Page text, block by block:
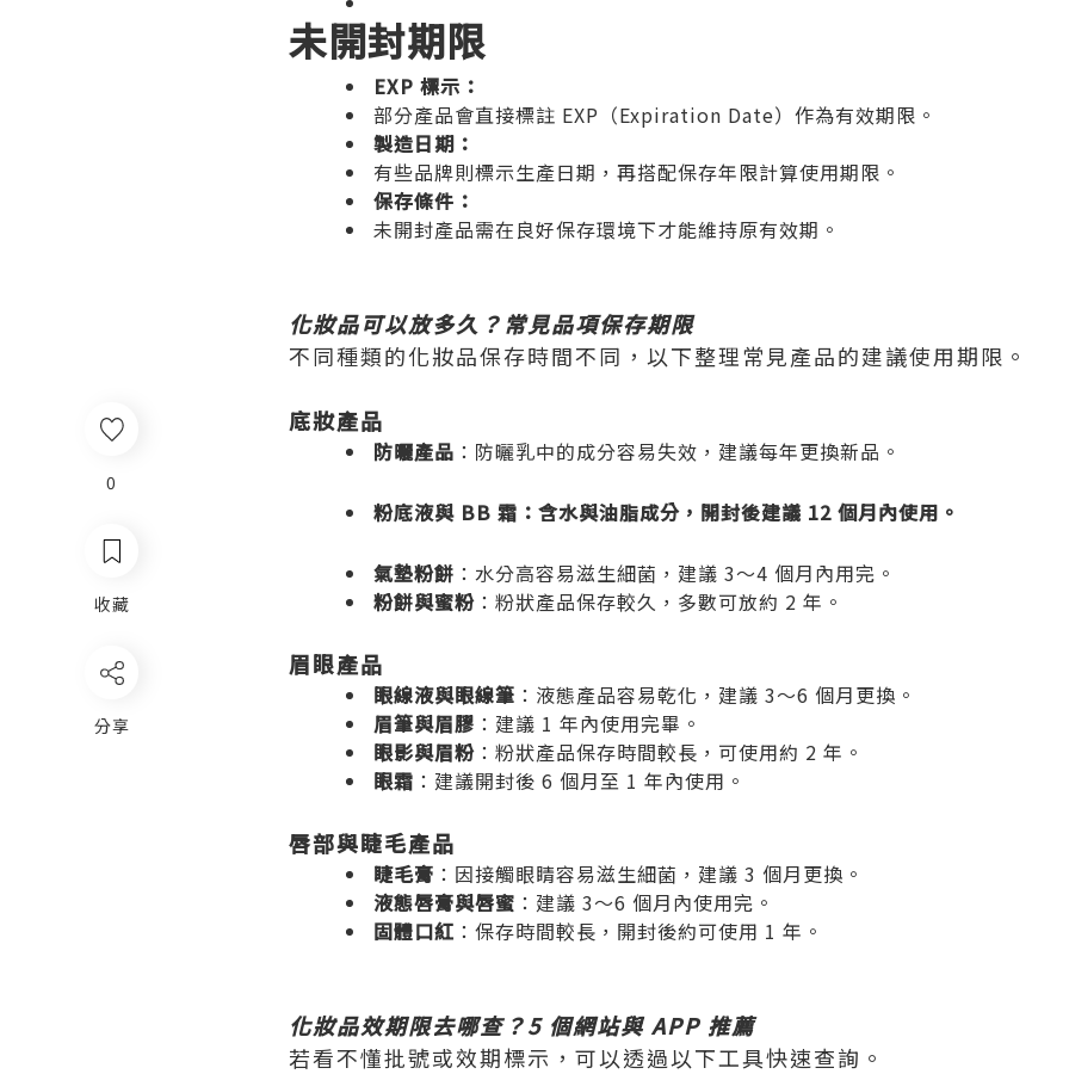
0
收藏
分享
未開封期限
EXP 標示：
部分產品會直接標註 EXP（Expiration Date）作為有效期限。
製造日期：
有些品牌則標示生產日期，再搭配保存年限計算使用期限。
保存條件：
未開封產品需在良好保存環境下才能維持原有效期。
化妝品可以放多久？常見品項保存期限
不同種類的化妝品保存時間不同，以下整理常見產品的建議使用期限。
底妝產品
防曬產品 ： 防曬乳中的成分容易失效，建議每年更換新品。
粉底液與 BB 霜：含水與油脂成分，開封後建議 12 個月內使用。
氣墊粉餅 ：水分高容易滋生細菌，建議 3～4 個月內用完。
粉餅與蜜粉 ：粉狀產品保存較久，多數可放約 2 年。
眉眼產品
眼線液與眼線筆 ：液態產品容易乾化，建議 3～6 個月更換。
眉筆與眉膠 ：建議 1 年內使用完畢。
眼影與眉粉 ：粉狀產品保存時間較長，可使用約 2 年。
眼霜 ：建議開封後 6 個月至 1 年內使用。
唇部與睫毛產品
睫毛膏 ：因接觸眼睛容易滋生細菌，建議 3 個月更換。
液態唇膏與唇蜜 ：建議 3～6 個月內使用完。
固體口紅 ：保存時間較長，開封後約可使用 1 年。
化妝品效期限去哪查？5 個網站與 APP 推薦
若看不懂批號或效期標示，可以透過以下工具快速查詢。